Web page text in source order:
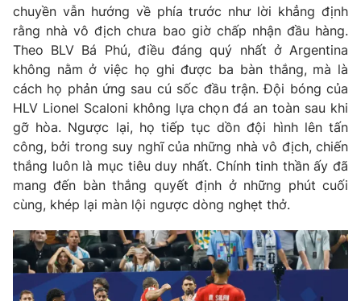
Liên hệ quảng cáo: 024-7300.7108
® Cấm sao chép dưới mọi hình thức nếu không có sự chấp
thuận bằng văn bản. Ghi rõ nguồn VTV.vn khi phát hành lại
thông tin từ website này.
chuyền vẫn hướng về phía trước như lời khẳng định
rằng nhà vô địch chưa bao giờ chấp nhận đầu hàng.
Theo BLV Bá Phú, điều đáng quý nhất ở Argentina
không nằm ở việc họ ghi được ba bàn thắng, mà là
cách họ phản ứng sau cú sốc đầu trận. Đội bóng của
HLV Lionel Scaloni không lựa chọn đá an toàn sau khi
gỡ hòa. Ngược lại, họ tiếp tục dồn đội hình lên tấn
công, bởi trong suy nghĩ của những nhà vô địch, chiến
thắng luôn là mục tiêu duy nhất. Chính tinh thần ấy đã
mang đến bàn thắng quyết định ở những phút cuối
cùng, khép lại màn lội ngược dòng nghẹt thở.